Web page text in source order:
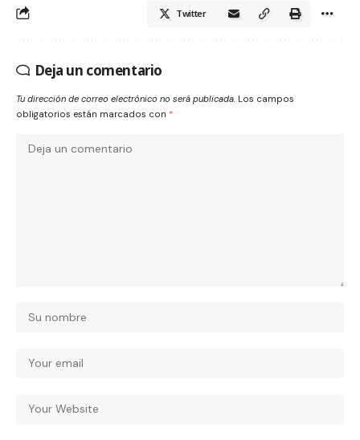
Twitter
Deja un comentario
Tu dirección de correo electrónico no será publicada. Los campos
obligatorios están marcados con *